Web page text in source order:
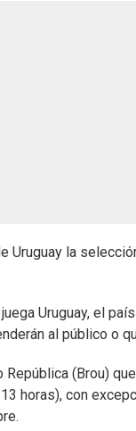
Uruguay la
Uruguay, el
al público o
República (Brou)
horas), con